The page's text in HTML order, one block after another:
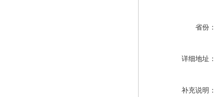
省份：
详细地址：
补充说明：